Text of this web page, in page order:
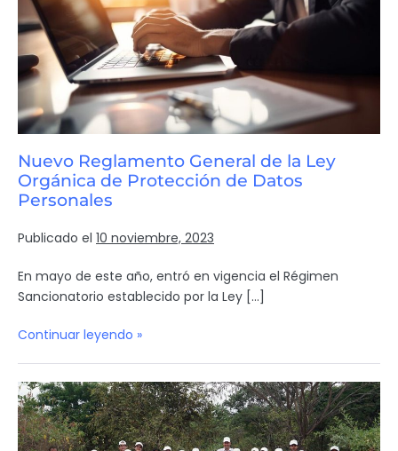
Nuevo Reglamento General de la Ley
Orgánica de Protección de Datos
Personales
Publicado el 10 noviembre, 2023
En mayo de este año, entró en vigencia el Régimen
Sancionatorio establecido por la Ley […]
Continuar leyendo »